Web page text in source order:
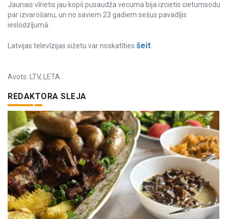
Jaunais vīrietis jau kopš pusaudža vecuma bija izcietis cietumsodu
par izvarošanu, un no saviem 23 gadiem sešus pavadījis
ieslodzījumā.
Latvijas televīzijas sižetu var noskatīties šeit
Avots: LTV, LETA
REDAKTORA SLEJA